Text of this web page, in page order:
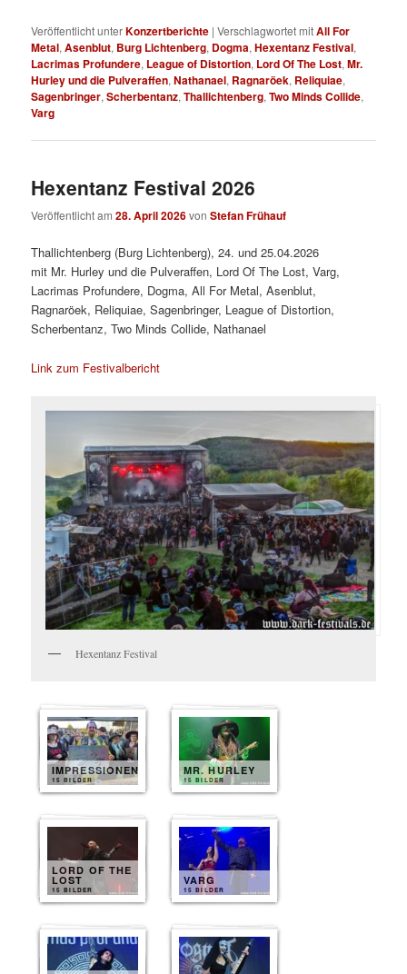
Veröffentlicht unterKonzertberichte |Verschlagwortet mitAll For
Metal,Asenblut, Burg Lichtenberg, Dogma,Hexentanz Festival,
Lacrimas Profundere, League of Distortion, Lord Of The Lost,Mr.
Hurley und die Pulveraffen,Nathanael, Ragnaröek, Reliquiae,
Sagenbringer,Scherbentanz,Thallichtenberg,Two Minds Collide,
Varg
Hexentanz Festival 2026
Veröffentlicht am28. April 2026vonStefan Frühauf
Thallichtenberg (Burg Lichtenberg), 24. und 25.04.2026
mit Mr. Hurley und die Pulveraffen, Lord Of The Lost, Varg,
Lacrimas Profundere, Dogma, All For Metal, Asenblut,
Ragnaröek, Reliquiae, Sagenbringer, League of Distortion,
Scherbentanz, Two Minds Collide, Nathanael
Link zum Festivalbericht
Hexentanz Festival
IMPRESSIONEN
15 BILDER
MR. HURLEY
15 BILDER
LORD OF THE
LOST
15 BILDER
VARG
15 BILDER